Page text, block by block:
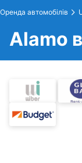
Оренда автомобілів
Alamo